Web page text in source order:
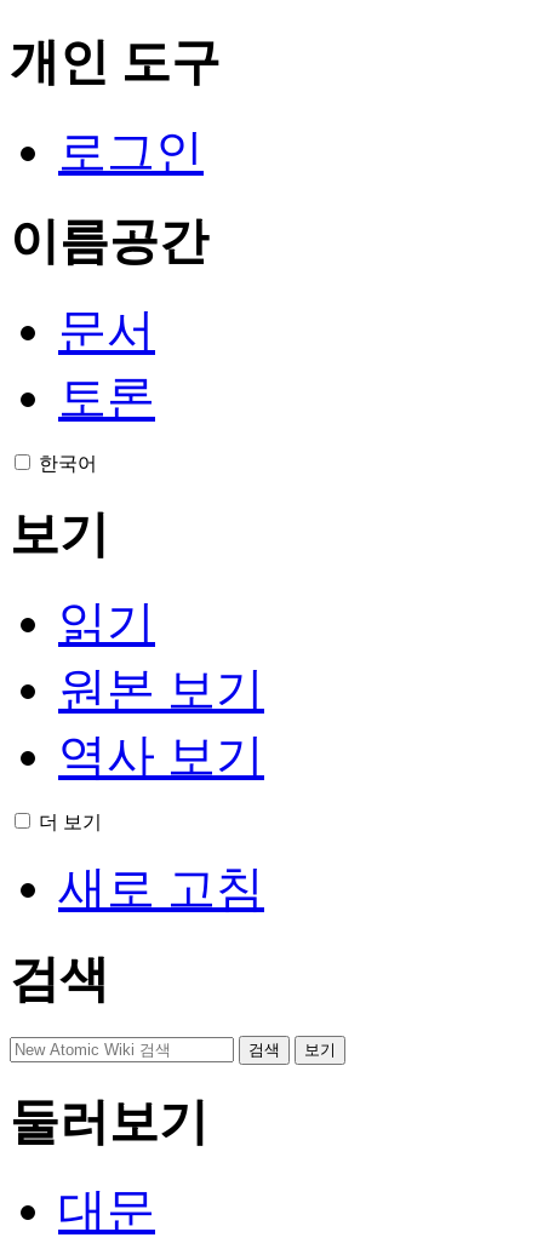
개인 도구
로그인
이름공간
문서
토론
한국어
보기
읽기
원본 보기
역사 보기
더 보기
새로 고침
검색
둘러보기
대문